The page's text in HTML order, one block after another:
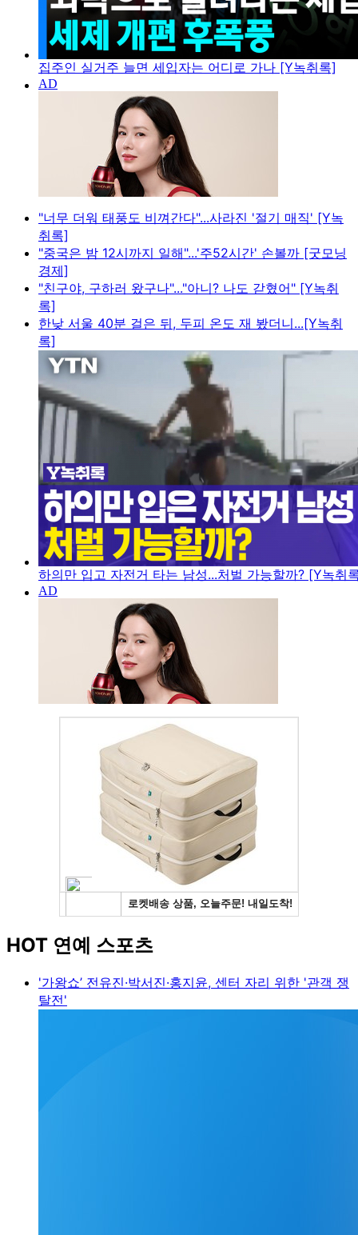
집주인 실거주 늘면 세입자는 어디로 가나 [Y녹취록]
"너무 더워 태풍도 비껴간다"...사라진 '절기 매직' [Y녹
취록]
"중국은 밤 12시까지 일해"...'주52시간' 손볼까 [굿모닝
경제]
"친구야, 구하러 왔구나"..."아니? 나도 갇혔어" [Y녹취
록]
한낮 서울 40분 걸은 뒤, 두피 온도 재 봤더니...[Y녹취
록]
하의만 입고 자전거 타는 남성...처벌 가능할까? [Y녹취
HOT 연예 스포츠
'가왕쇼’ 전유진·박서진·홍지윤, 센터 자리 위한 '관객 쟁
탈전'